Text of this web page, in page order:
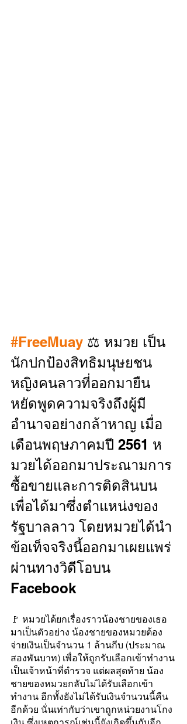
#FreeMuay ⚖️ หมวย เป็น
นักปกป้องสิทธิมนุษยชน
หญิงคนลาวที่ออกมายืน
หยัดพูดความจริงถึงผู้มี
อำนาจอย่างกล้าหาญ เมื่อ
เดือนพฤษภาคมปี 2561 ห
มวยได้ออกมาประณามการ
ซื้อขายและการติดสินบน
เพื่อได้มาซึ่งตำแหน่งของ
รัฐบาลลาว โดยหมวยได้นำ
ข้อเท็จจริงนี้ออกมาเผยแพร่
ผ่านทางวิดีโอบน
Facebook
🚩 หมวยได้ยกเรื่องราวน้องชายของเธอ
มาเป็นตัวอย่าง น้องชายของหมวยต้อง
จ่ายเงินเป็นจำนวน 1 ล้านกีบ (ประมาณ
สองพันบาท) เพื่อให้ถูกรับเลือกเข้าทำงาน
เป็นเจ้าหน้าที่ตำรวจ แต่ผลสุดท้าย น้อง
ชายของหมวยกลับไม่ได้รับเลือกเข้า
ทำงาน อีกทั้งยังไม่ได้รับเงินจำนวนนี้คืน
อีกด้วย นั่นเท่ากับว่าเขาถูกหน่วยงานโกง